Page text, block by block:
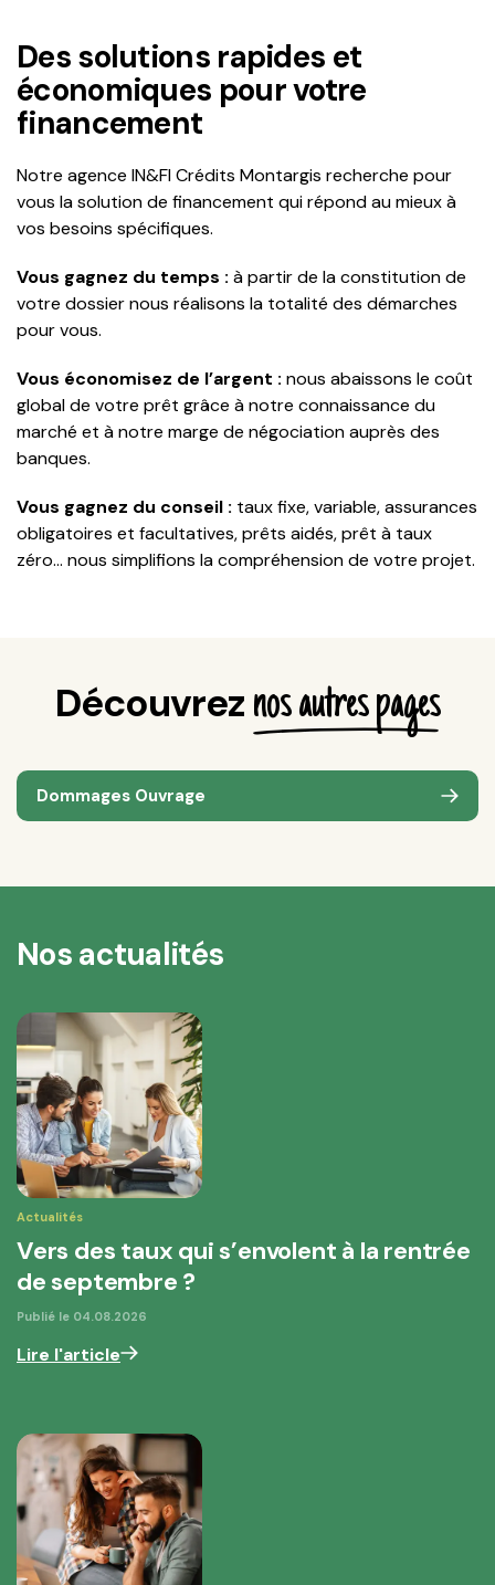
Des solutions rapides et
économiques pour votre
financement
Notre agence IN&FI Crédits Montargis recherche pour
vous la solution de financement qui répond au mieux à
vos besoins spécifiques.
Vous gagnez du temps : à partir de la constitution de
votre dossier nous réalisons la totalité des démarches
pour vous.
Vous économisez de l’argent : nous abaissons le coût
global de votre prêt grâce à notre connaissance du
marché et à notre marge de négociation auprès des
banques.
Vous gagnez du conseil : taux fixe, variable, assurances
obligatoires et facultatives, prêts aidés, prêt à taux
zéro… nous simplifions la compréhension de votre projet.
Découvreznos autres pages
Dommages Ouvrage
Nos actualités
Actualités
Vers des taux qui s’envolent à la rentrée
de septembre ?
Publié le 04.08.2026
Lire l'article